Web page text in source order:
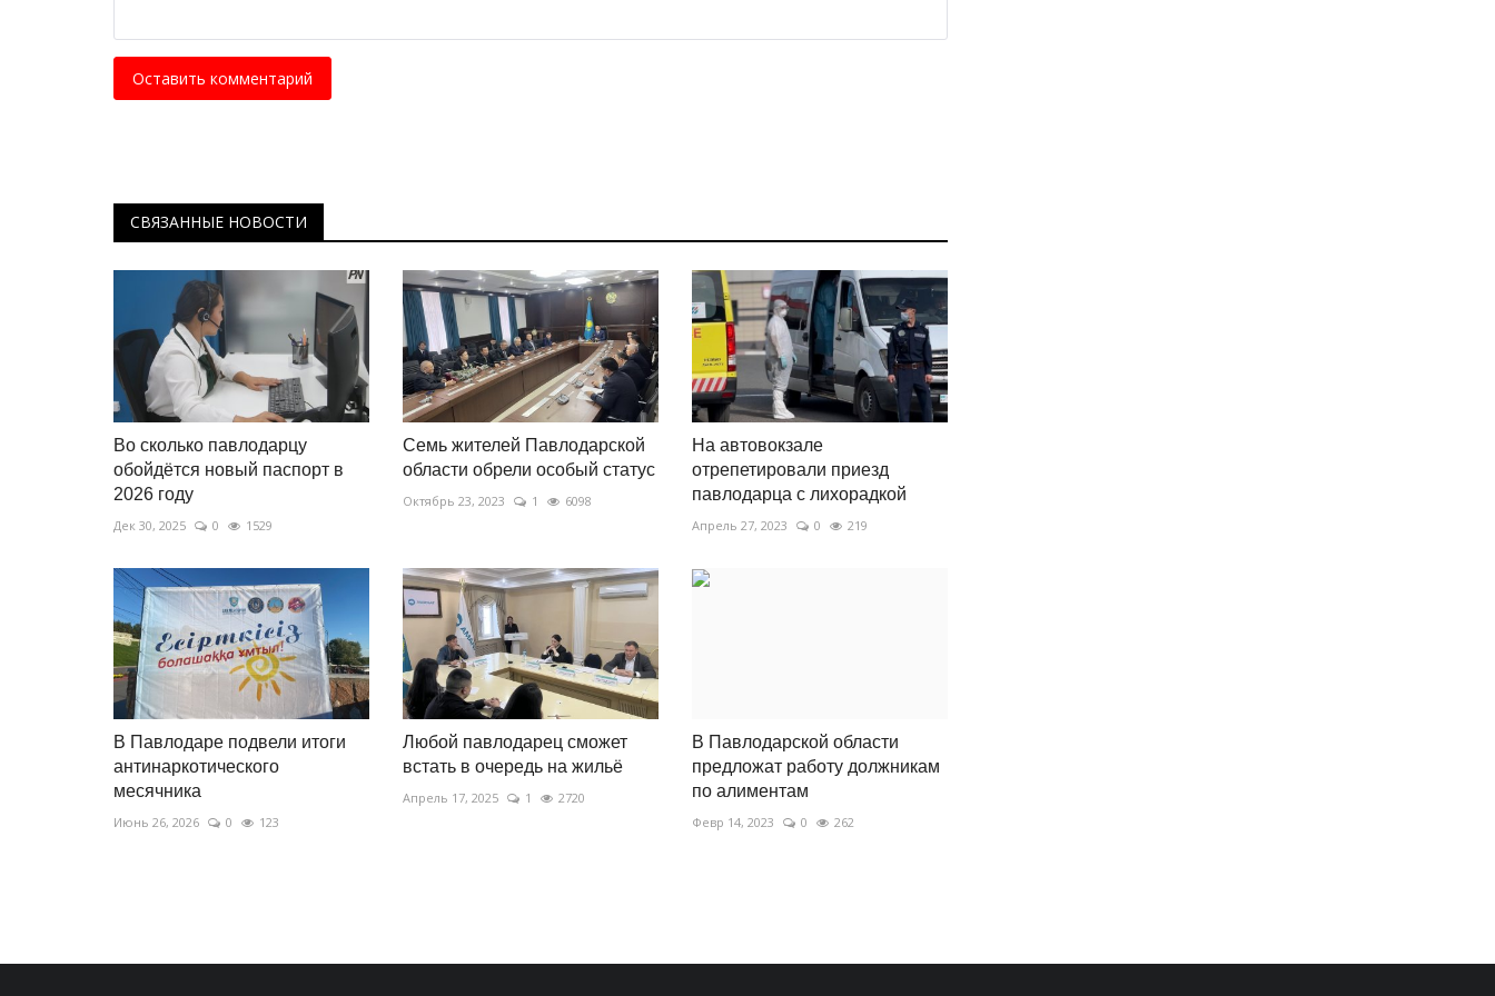
Оставить комментарий
СВЯЗАННЫЕ НОВОСТИ
Во сколько павлодарцу
обойдётся новый паспорт в
2026 году
Дек 30, 2025 0 1529
Семь жителей Павлодарской
области обрели особый статус
Октябрь 23, 2023 1 6098
На автовокзале
отрепетировали приезд
павлодарца с лихорадкой
Апрель 27, 2023 0 219
В Павлодаре подвели итоги
антинаркотического
месячника
Июнь 26, 2026 0 123
Любой павлодарец сможет
встать в очередь на жильё
Апрель 17, 2025 1 2720
В Павлодарской области
предложат работу должникам
по алиментам
Февр 14, 2023 0 262